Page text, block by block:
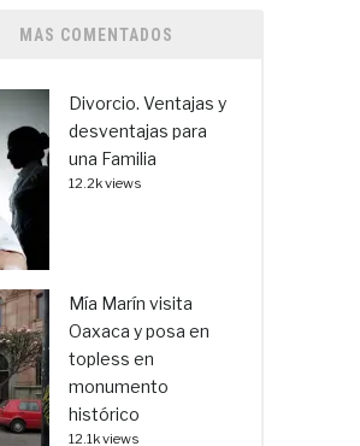
MAS COMENTADOS
Divorcio. Ventajas y
desventajas para
una Familia
12.2k views
Mía Marín visita
Oaxaca y posa en
topless en
monumento
histórico
12.1k views